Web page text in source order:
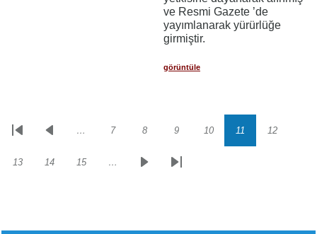
ve Resmi Gazete ’de
yayımlanarak yürürlüğe
girmiştir.
görüntüle
Sayfalama
İlk
Önceki… Sayfa
7 Sayfa
8 Sayfa
9 Sayfa
10 Sayfa
11 Sayfa
12
Sayfa
13 Sayfa
14 Sayfa
15 …
SonrakiSon